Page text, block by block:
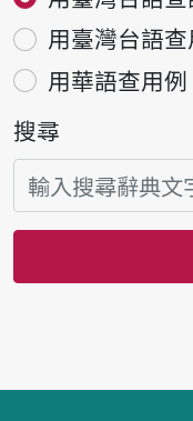
用臺灣台語
用華語查用例
搜尋